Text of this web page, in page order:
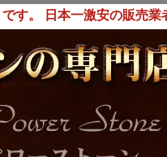
。 日本一激安の販売業